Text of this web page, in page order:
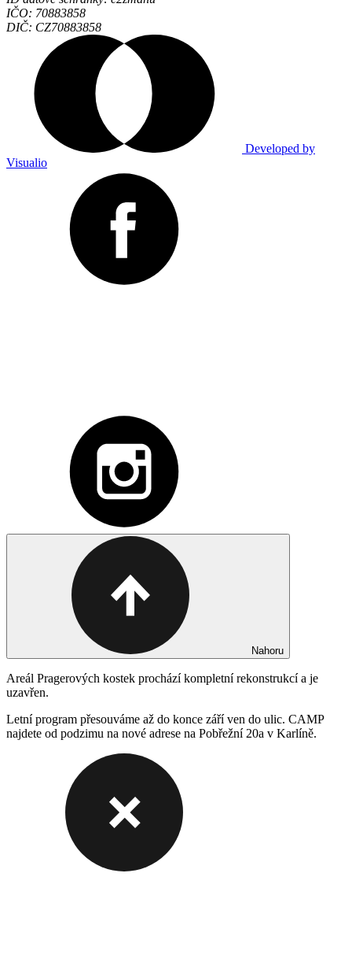
IČO: 70883858
DIČ: CZ70883858
Developed by
Visualio
Nahoru
Areál Pragerových kostek prochází kompletní rekonstrukcí a je
uzavřen.
Letní program přesouváme až do konce září ven do ulic. CAMP
najdete od podzimu na nové adrese na Pobřežní 20a v Karlíně.